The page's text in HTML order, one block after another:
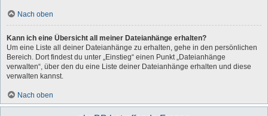
Nach oben
Kann ich eine Übersicht all meiner Dateianhänge erhalten?
Um eine Liste all deiner Dateianhänge zu erhalten, gehe in den persönlichen
Bereich. Dort findest du unter „Einstieg“ einen Punkt „Dateianhänge
verwalten“, über den du eine Liste deiner Dateianhänge erhalten und diese
verwalten kannst.
Nach oben